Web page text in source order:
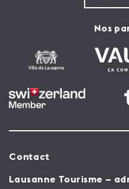
Nos
Contact
Lausanne Tourisme –